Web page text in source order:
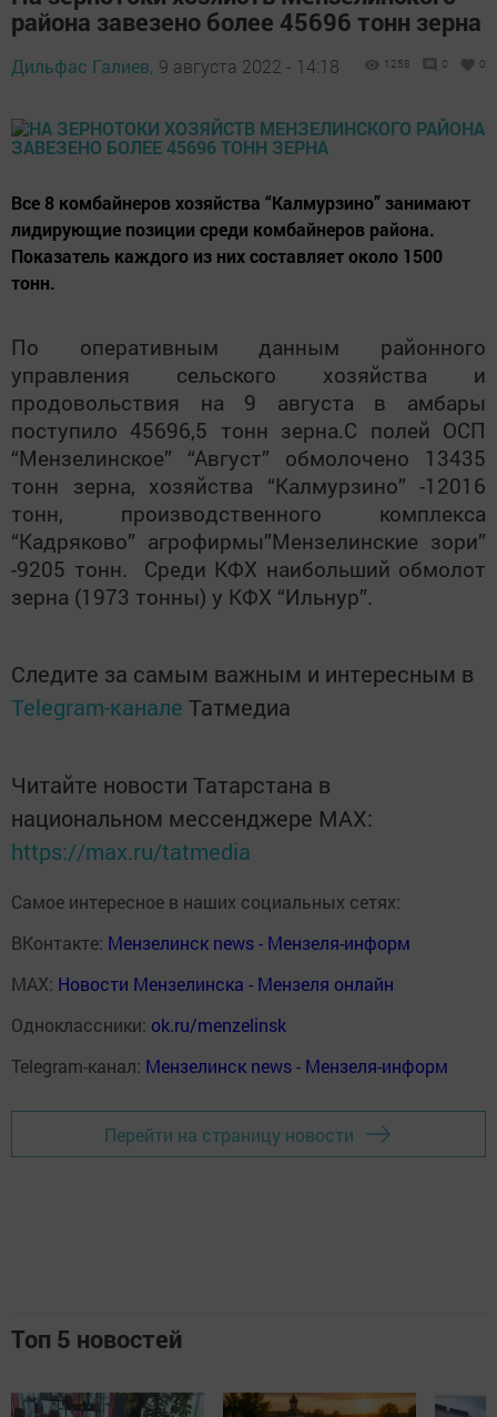
района завезено более 45696 тонн зерна
Дильфас Галиев, 9 августа 2022 - 14:18 1258 0 0
Все 8 комбайнеров хозяйства “Калмурзино” занимают
лидирующие позиции среди комбайнеров района.
Показатель каждого из них составляет около 1500
тонн.
По оперативным данным районного
управления сельского хозяйства и
продовольствия на 9 августа в амбары
поступило 45696,5 тонн зерна.С полей ОСП
“Мензелинское” “Август” обмолочено 13435
тонн зерна, хозяйства “Калмурзино” -12016
тонн, производственного комплекса
“Кадряково” агрофирмы”Мензелинские зори”
-9205 тонн. Среди КФХ наибольший обмолот
зерна (1973 тонны) у КФХ “Ильнур”.
Следите за самым важным и интересным в
Telegram-канале Татмедиа
Читайте новости Татарстана в
национальном мессенджере MАХ:
https://max.ru/tatmedia
Самое интересное в наших социальных сетях:
ВКонтакте: Мензелинск news - Мензеля-информ
MAX: Новости Мензелинска - Мензеля онлайн
Одноклассники: ok.ru/menzelinsk
Telegram-канал: Мензелинск news - Мензеля-информ
Перейти на страницу новости
Топ 5 новостей